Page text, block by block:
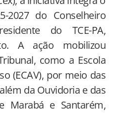
2027 do Conselheiro
do TCE-PA,
A ação mobilizou
como a Escola
(ECAV), por meio das
da Ouvidoria e das
Marabá e Santarém,